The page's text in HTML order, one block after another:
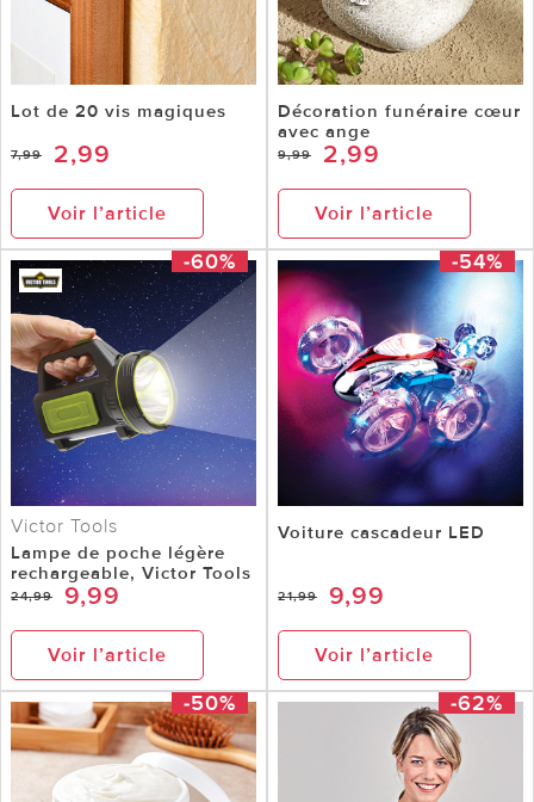
Lot de 20 vis magiques
7,99 2,99
Voir l’article
Décoration funéraire cœur
avec ange
9,99 2,99
Voir l’article
-60%
Victor Tools
Lampe de poche légère
rechargeable, Victor Tools
24,99 9,99
Voir l’article
-54%
Voiture cascadeur LED
21,99 9,99
Voir l’article
-50% -62%